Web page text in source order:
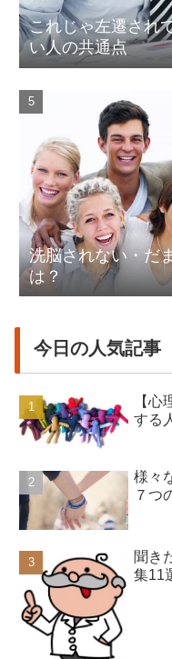
これじゃ左遷され
い人の共通点
洗脳されない・だ
は？
今日の人気記
【
する
様々
７つ
聞き
集11